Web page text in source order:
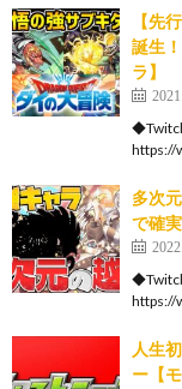
【先
誕生
ラ】
https://
多次
で確
https://
人生
ー【